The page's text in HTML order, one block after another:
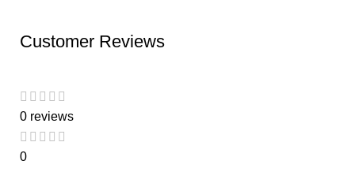
Customer Reviews
0 reviews
0